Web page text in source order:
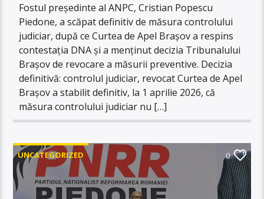
Fostul președinte al ANPC, Cristian Popescu
Piedone, a scăpat definitiv de măsura controlului
judiciar, după ce Curtea de Apel Brașov a respins
contestația DNA și a menținut decizia Tribunalului
Brașov de revocare a măsurii preventive. Decizia
definitivă: controlul judiciar, revocat Curtea de Apel
Brașov a stabilit definitiv, la 1 aprilie 2026, că
măsura controlului judiciar nu […]
UNCATEGORIZED 0